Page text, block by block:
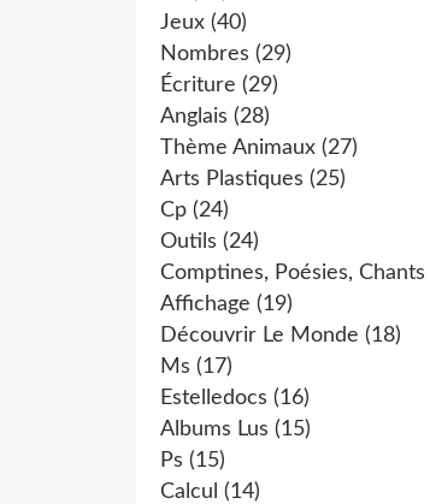
Jeux (40)
Nombres (29)
Écriture (29)
Anglais (28)
Thème Animaux (27)
Arts Plastiques (25)
Cp (24)
Outils (24)
Comptines, Poésies, Chants
Affichage (19)
Découvrir Le Monde (18)
Ms (17)
Estelledocs (16)
Albums Lus (15)
Ps (15)
Calcul (14)